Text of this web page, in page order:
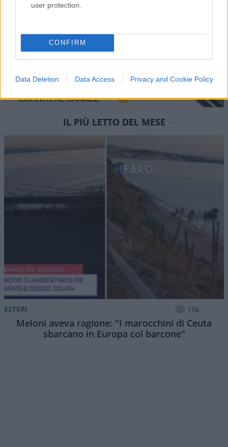
user protection.
CONFIRM
Data Deletion Data Access Privacy and Cookie Policy
IL PIÙ LETTO DEL MESE
ESTERI 15k
Meloni aveva ragione: "I marocchini di Ceuta
sbarcano in Europa col barcone"